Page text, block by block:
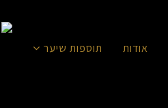
אודות תוספות שיער